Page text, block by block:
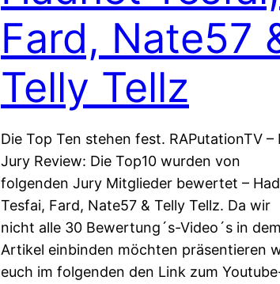
Fard, Nate57
Telly Tellz
Die Top Ten stehen fest. RAPutationTV –
Jury Review: Die Top10 wurden von
folgenden Jury Mitglieder bewertet –
Tesfai, Fard, Nate57 & Telly Tellz. Da wir
nicht alle 30 Bewertung´s-Video´s in dem
Artikel einbinden möchten präsentieren
euch im folgenden den Link zum